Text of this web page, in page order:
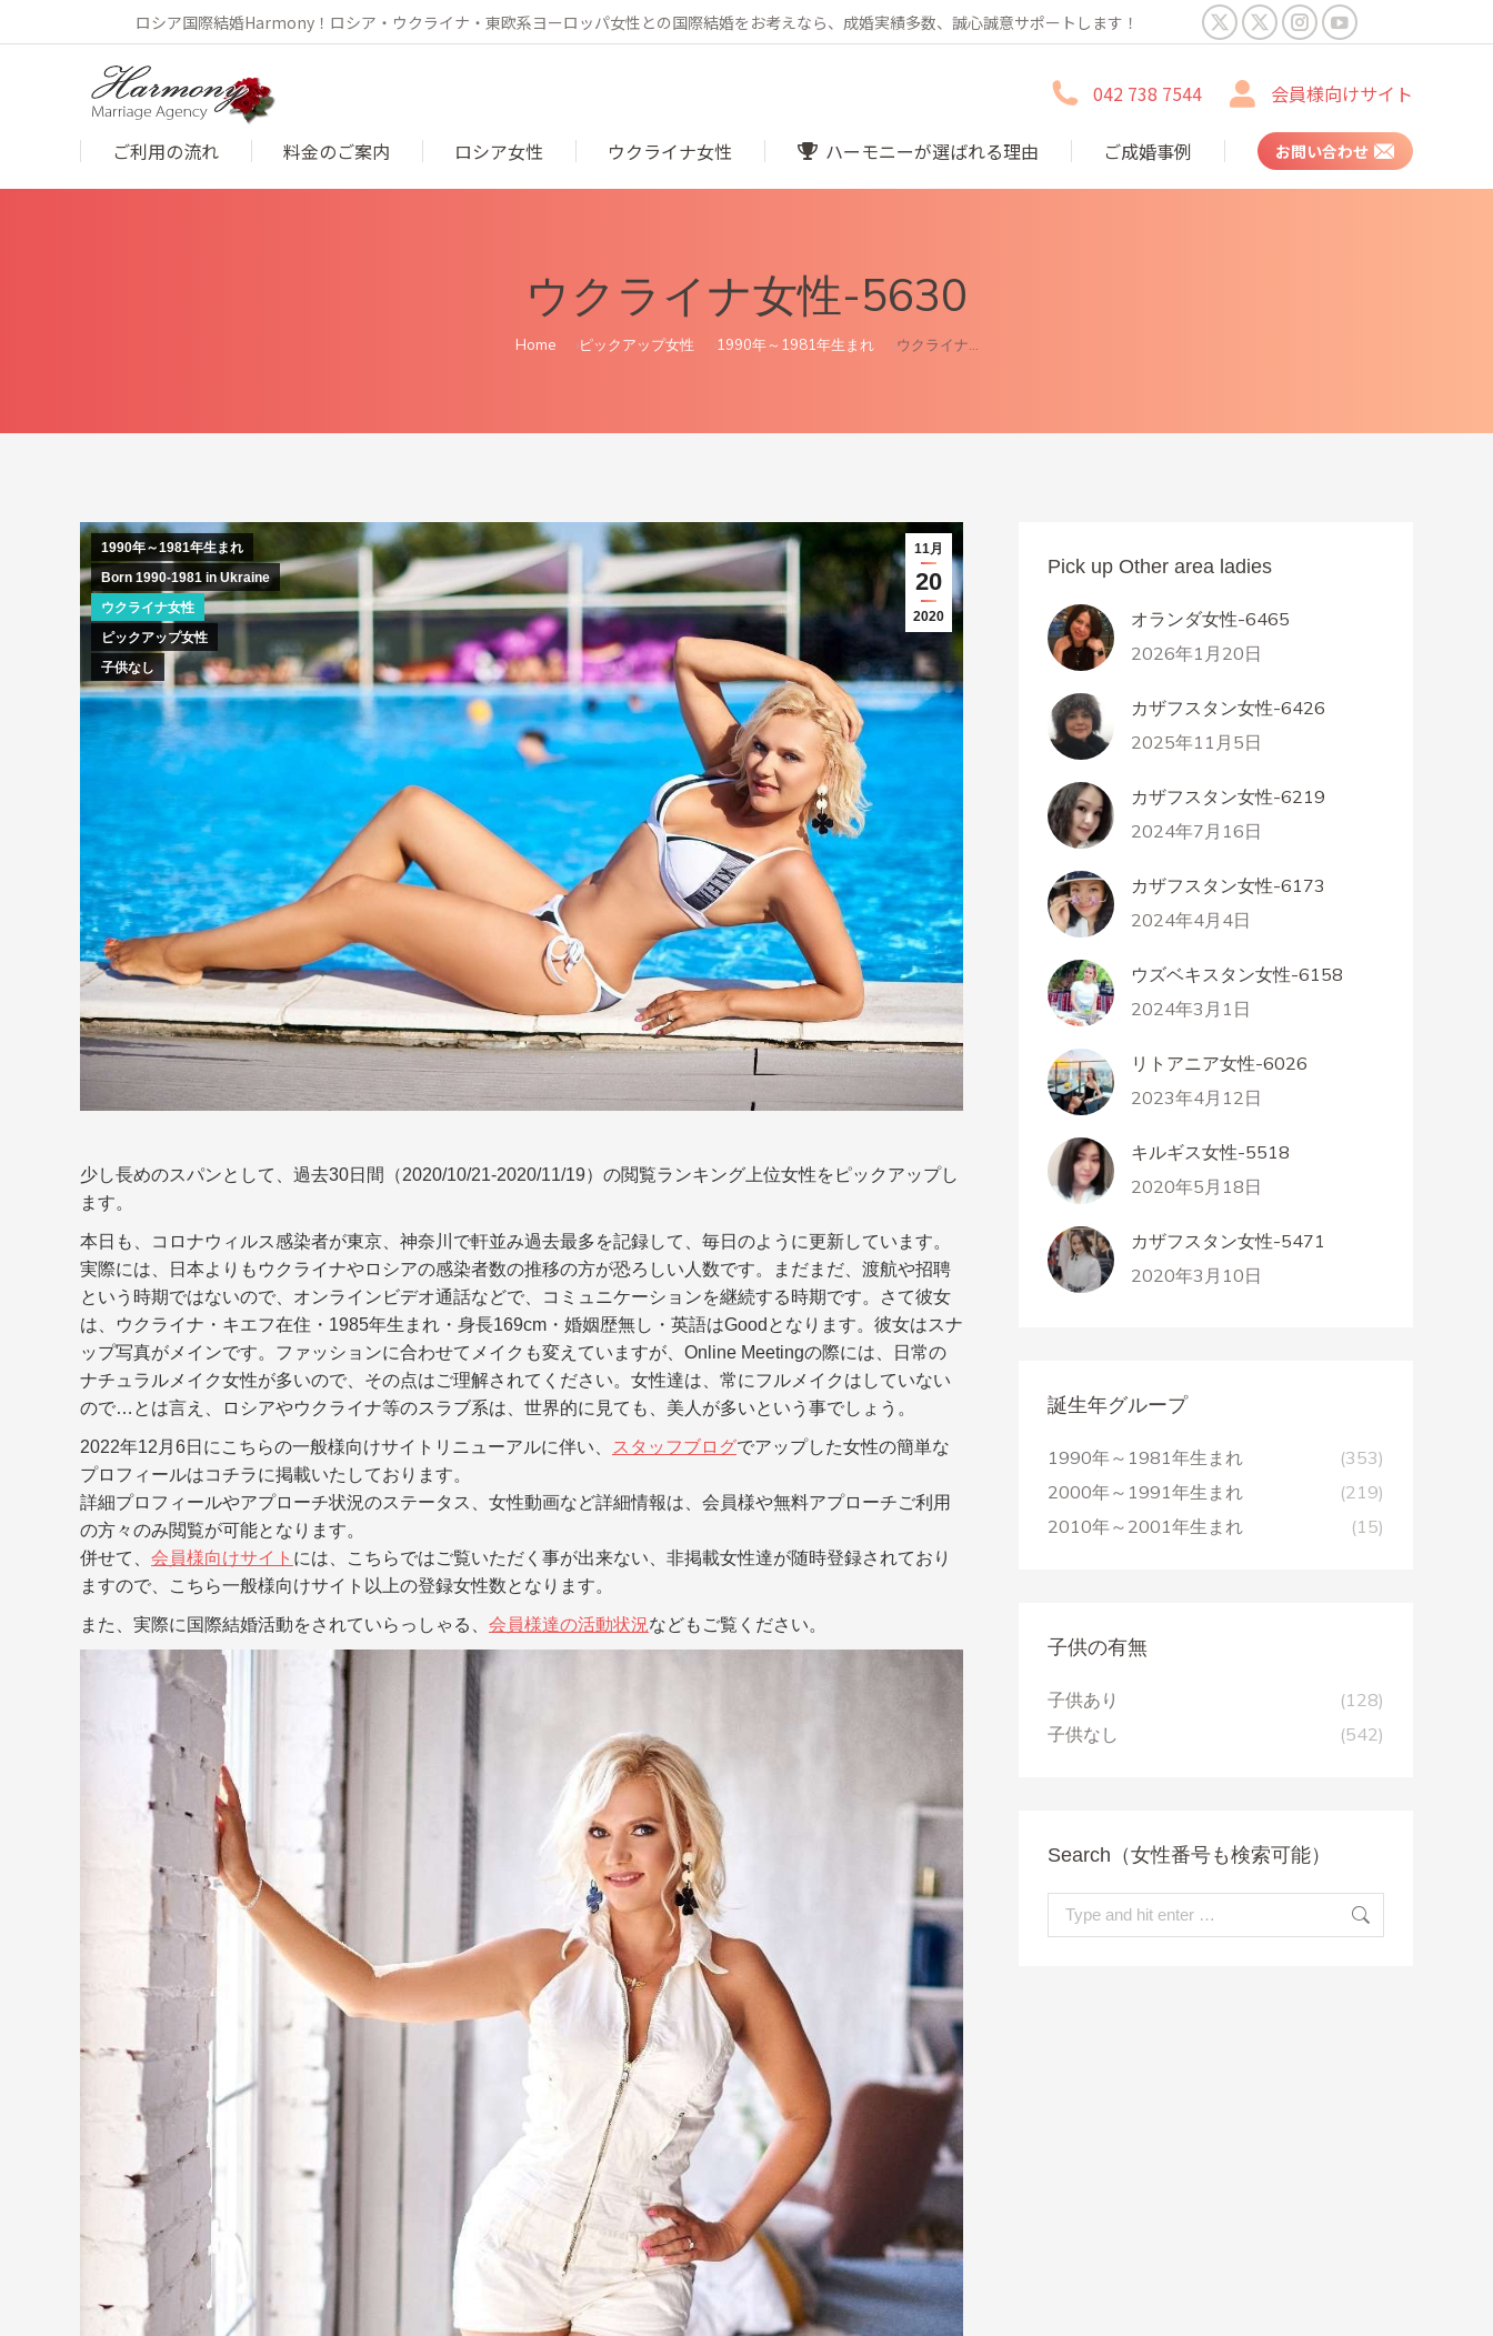
ロシア国際結婚Harmony！ロシア・ウクライナ・東欧系ヨーロッパ女性との国際結婚をお考えなら、成婚実績多数、誠心誠意サポートします！
X
opens
in
X
opens
in
Instagram
opens
in
YouTube
in
042 738 7544 会員様向けサイト
ご利用の流れ 料金のご案内 ロシア女性 ウクライナ女性 ハーモニーが選ばれる理由 ご成婚事例 お問い合わせ
ウクライナ女性-5630
You are here:
Home ピックアップ女性 1990年～1981年生まれ ウクライナ…
11月
20
2020
1990年～1981年生まれ
Born 1990-1981 in Ukraine
ウクライナ女性
ピックアップ女性
子供なし
少し長めのスパンとして、過去30日間（2020/10/21-2020/11/19）の閲覧ランキング上位女性をピックアップし
ます。
本日も、コロナウィルス感染者が東京、神奈川で軒並み過去最多を記録して、毎日のように更新しています。
実際には、日本よりもウクライナやロシアの感染者数の推移の方が恐ろしい人数です。まだまだ、渡航や招聘
という時期ではないので、オンラインビデオ通話などで、コミュニケーションを継続する時期です。さて彼女
は、ウクライナ・キエフ在住・1985年生まれ・身長169cm・婚姻歴無し・英語はGoodとなります。彼女はスナ
ップ写真がメインです。ファッションに合わせてメイクも変えていますが、Online Meetingの際には、日常の
ナチュラルメイク女性が多いので、その点はご理解されてください。女性達は、常にフルメイクはしていない
ので…とは言え、ロシアやウクライナ等のスラブ系は、世界的に見ても、美人が多いという事でしょう。
2022年12月6日にこちらの一般様向けサイトリニューアルに伴い、 スタッフブログでアップした女性の簡単な
プロフィールはコチラに掲載いたしております。
詳細プロフィールやアプローチ状況のステータス、女性動画など詳細情報は、会員様や無料アプローチご利用
の方々のみ閲覧が可能となります。
併せて、 会員様向けサイト には、こちらではご覧いただく事が出来ない、非掲載女性達が随時登録されており
ますので、こちら一般様向けサイト以上の登録女性数となります。
また、実際に国際結婚活動をされていらっしゃる、 会員様達の活動状況などもご覧ください。
Pick up Other area ladies
オランダ女性-6465
2026年1月20日
カザフスタン女性-6426
2025年11月5日
カザフスタン女性-6219
2024年7月16日
カザフスタン女性-6173
2024年4月4日
ウズベキスタン女性-6158
2024年3月1日
リトアニア女性-6026
2023年4月12日
キルギス女性-5518
2020年5月18日
カザフスタン女性-5471
2020年3月10日
誕生年グループ
1990年～1981年生まれ
(353)
2000年～1991年生まれ
(219)
2010年～2001年生まれ
(15)
子供の有無
子供あり
(128)
子供なし
(542)
Search（女性番号も検索可能）
Search: